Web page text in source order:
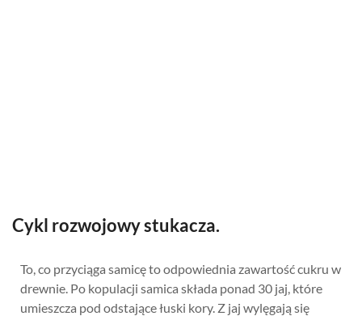
Cykl rozwojowy stukacza.
To, co przyciąga samicę to odpowiednia zawartość cukru w
drewnie. Po kopulacji samica składa ponad 30 jaj, które
umieszcza pod odstające łuski kory. Z jaj wylęgają się